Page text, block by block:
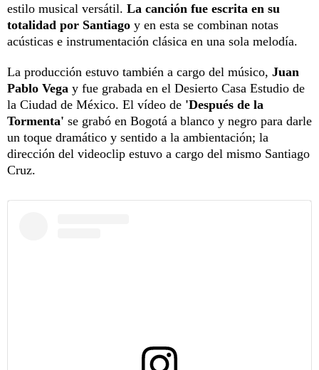
estilo musical versátil. La canción fue escrita en su
totalidad por Santiago y en esta se combinan notas
acústicas e instrumentación clásica en una sola melodía.
La producción estuvo también a cargo del músico, Juan
Pablo Vega y fue grabada en el Desierto Casa Estudio de
la Ciudad de México. El vídeo de 'Después de la
Tormenta' se grabó en Bogotá a blanco y negro para darle
un toque dramático y sentido a la ambientación; la
dirección del videoclip estuvo a cargo del mismo Santiago
Cruz.